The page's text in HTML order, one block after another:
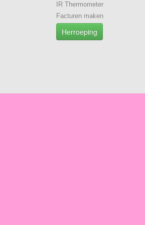
IR Thermometer
Facturen maken
Herroeping